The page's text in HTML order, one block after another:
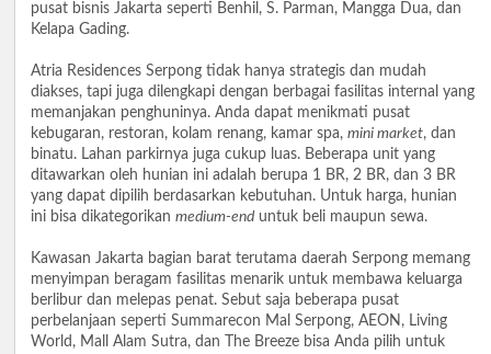
pusat bisnis Jakarta seperti Benhil, S. Parman, Mangga Dua, dan
Kelapa Gading.
Atria Residences Serpong tidak hanya strategis dan mudah
diakses, tapi juga dilengkapi dengan berbagai fasilitas internal yang
memanjakan penghuninya. Anda dapat menikmati pusat
kebugaran, restoran, kolam renang, kamar spa, mini market, dan
binatu. Lahan parkirnya juga cukup luas. Beberapa unit yang
ditawarkan oleh hunian ini adalah berupa 1 BR, 2 BR, dan 3 BR
yang dapat dipilih berdasarkan kebutuhan. Untuk harga, hunian
ini bisa dikategorikan medium-end untuk beli maupun sewa.
Kawasan Jakarta bagian barat terutama daerah Serpong memang
menyimpan beragam fasilitas menarik untuk membawa keluarga
berlibur dan melepas penat. Sebut saja beberapa pusat
perbelanjaan seperti Summarecon Mal Serpong, AEON, Living
World, Mall Alam Sutra, dan The Breeze bisa Anda pilih untuk